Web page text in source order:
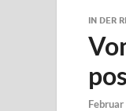
IN DER